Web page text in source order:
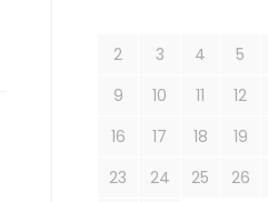
2
3 4 5
9
10 11 12
16
17 18 19
23
24 25 26